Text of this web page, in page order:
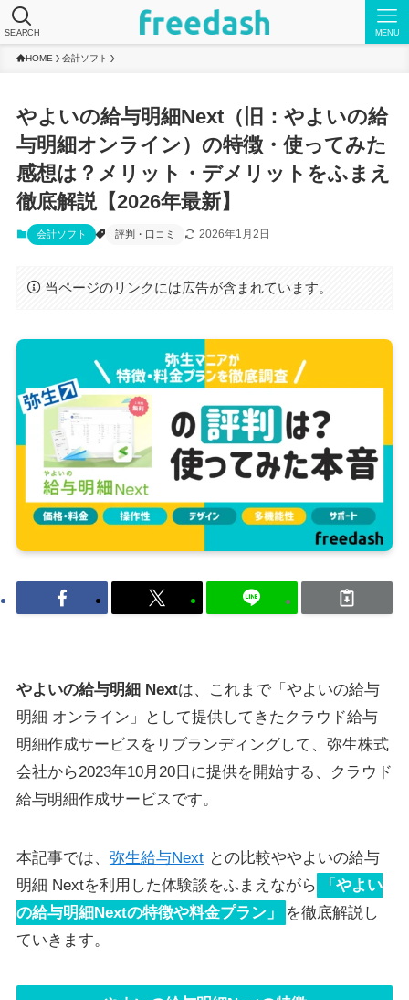
SEARCH MENU
HOME 会計ソフト
やよいの給与明細Next（旧：やよいの給
与明細オンライン）の特徴・使ってみた
感想は？メリット・デメリットをふまえ
徹底解説【2026年最新】
会計ソフト 評判・口コミ 2026年1月2日
当ページのリンクには広告が含まれています。
やよいの給与明細 Nextは、これまで「やよいの給与
明細 オンライン」として提供してきたクラウド給与
明細作成サービスをリブランディングして、弥生株式
会社から2023年10月20日に提供を開始する、クラウド
給与明細作成サービスです。
本記事では、 弥生給与Next との比較ややよいの給与
明細 Nextを利用した体験談をふまえながら 「やよい
の給与明細Nextの特徴や料金プラン」
を徹底解説し
ていきます。